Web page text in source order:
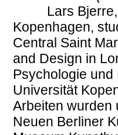
Lars
Kopenhagen,
Central Saint
and Design in
Psychologie
Universität
Arbeiten wurden
Neuen Berliner